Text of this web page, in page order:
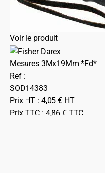
Voir le produit
Mesures 3Mx19Mm *Fd*
Ref :
SOD14383
Prix HT : 4,05 € HT
Prix TTC : 4,86 € TTC